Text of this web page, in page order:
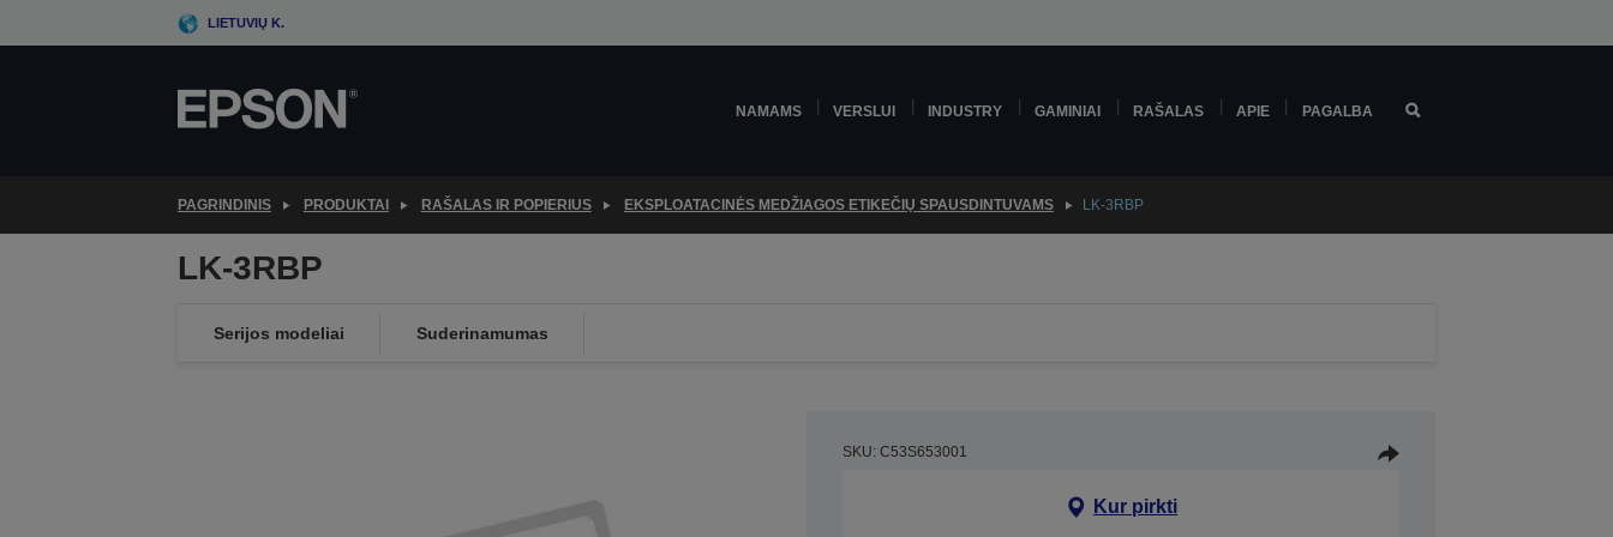
to
LIETUVIŲ K.
NAMAMS VERSLUI INDUSTRY GAMINIAI RAŠALAS APIE PAGALBA
PAGRINDINIS PRODUKTAI RAŠALAS IR POPIERIUS EKSPLOATACINĖS MEDŽIAGOS ETIKEČIŲ SPAUSDINTUVAMS LK-3RBP
LK-3RBP
Serijos modeliai Suderinamumas
SKU: C53S653001
Kur pirkti